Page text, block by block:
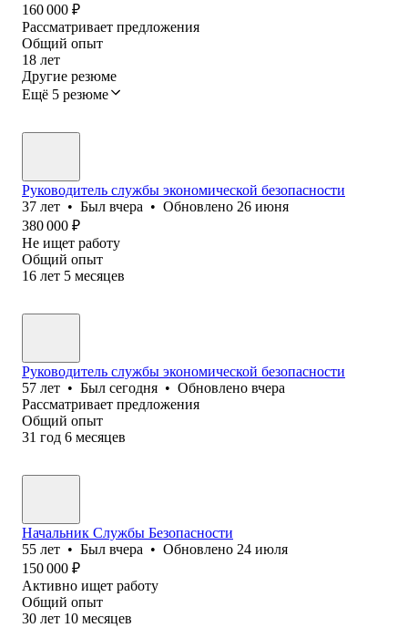
160 000 ₽
Рассматривает предложения
Общий опыт
18 лет
Другие резюме
Ещё 5 резюме
Руководитель службы экономической безопасности
37 лет • Был вчера • Обновлено 26 июня
380 000 ₽
Не ищет работу
Общий опыт
16 лет 5 месяцев
Руководитель службы экономической безопасности
57 лет • Был сегодня • Обновлено вчера
Рассматривает предложения
Общий опыт
31 год 6 месяцев
Начальник Службы Безопасности
55 лет • Был вчера • Обновлено 24 июля
150 000 ₽
Активно ищет работу
Общий опыт
30 лет 10 месяцев